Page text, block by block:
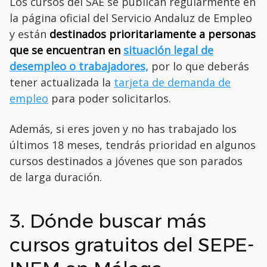
la página oficial del Servicio Andaluz de Empleo
y están destinados prioritariamente a personas
que se encuentran en situación legal de
desempleo o trabajadores, por lo que deberás
tener actualizada la tarjeta de demanda de
empleo para poder solicitarlos.
Además, si eres joven y no has trabajado los
últimos 18 meses, tendrás prioridad en algunos
cursos destinados a jóvenes que son parados
de larga duración.
3. Dónde buscar más
cursos gratuitos del SEPE-